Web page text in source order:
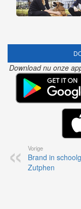
Download nu onze
Vorige
Brand in
Zutphen